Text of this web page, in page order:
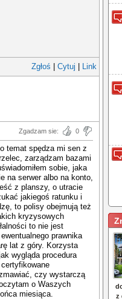
Zgłoś Cytuj Link
Zgadzam sie: 0
temat spędza mi sen z
zarządzam bazami
sobie, jaka
na serwer albo na konto,
z planszy, o utracie
jakiegoś ratunku i
to polisy obejmują też
kryzysowych
to nie jest
prawnika
lat z góry. Korzysta
wygląda procedura
czy wystarczą
o Waszych
miesiąca.